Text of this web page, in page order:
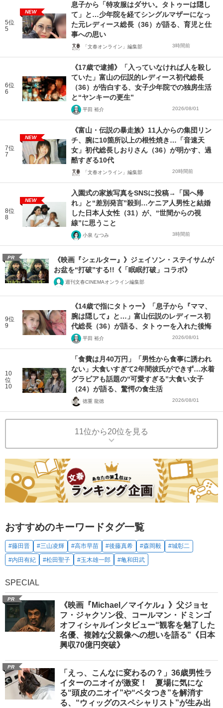
5位
5
NEW
息子から「特攻服はダサい。タトゥーは隠し
て」と…少年院を経てシングルマザーになっ
た元レディース総長（36）が語る、育児と仕
事への思い
「文春オンライン」編集部 3時間前
6位
6
《17歳で逮捕》「入っていなければ人を殺し
ていた」富山の伝説的レディース初代総長
（36）が告白する、女子少年院での独房生活
と“ヤンキーの更生”
平田 裕介 2026/08/01
7位
7
NEW
《富山・伝説の暴走族》11人からの集団リン
チ、腕に10箇所以上の根性焼き…「音速天
女」初代総長しおりさん（36）が明かす、過
酷すぎる10代
「文春オンライン」編集部 20時間前
8位
8
NEW
入園式の家族写真をSNSに投稿→「国へ帰
れ」と“差別発言”殺到…ケニア人男性と結婚
した日本人女性（31）が、“世間からの視
線”に思うこと
小泉 なつみ 3時間前
PR
《映画『シェルター』》ジェイソン・ステイサムが
お盆を“打破”する!!《「眠眠打破」コラボ》
週刊文春CINEMAオンライン編集部
9位
9
《14歳で指にタトゥー》「息子から『ママ、
腕は隠して』と…」富山伝説のレディース初
代総長（36）が語る、タトゥーを入れた後悔
平田 裕介 2026/08/01
10
位
10
「食費は月40万円」「男性から食事に誘われ
ない」大食いすぎて2年間彼氏ができず…水着
グラビアも話題の“可愛すぎる”大食い女子
（24）が語る、驚愕の食生活
徳重 龍徳 2026/08/01
11位から20位を見る
おすすめのキーワードタグ一覧
#藤田晋 #三山凌輝 #高市早苗 #後藤真希 #森岡毅
#城彰二
#内田有紀
#松田聖子 #玉木雄一郎 #亀和田武
SPECIAL
PR
《映画『Michael／マイケル』》父ジョセ
フ・ジャクソン役、コールマン・ドミンゴ
オフィシャルインタビュー“観客を魅了した
名優、複雑な父親像への想いを語る”《日本
興収70億円突破》
PR
「えっ、こんなに変わるの？」36歳男性ラ
イターのニオイが激変！ 夏場に気にな
る“頭皮のニオイ”や“ベタつき”を解消す
る、“ウィッグのスペシャリスト”が生み出